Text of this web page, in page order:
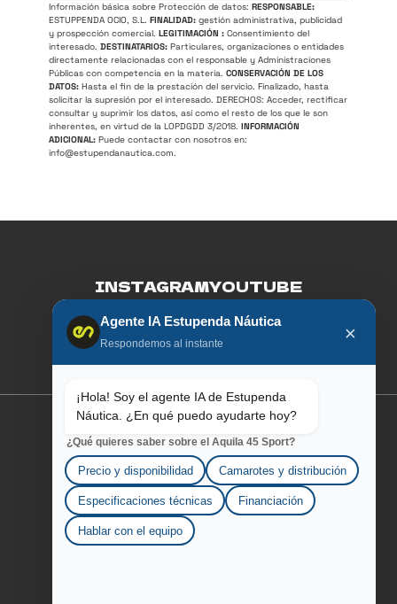
Información básica sobre Protección de datos: RESPONSABLE:
ESTUPPENDA OCIO, S.L. FINALIDAD: gestión administrativa, publicidad
y prospección comercial. LEGITIMACIÓN : Consentimiento del
interesado. DESTINATARIOS: Particulares, organizaciones o entidades
directamente relacionadas con el responsable y Administraciones
Públicas con competencia en la materia. CONSERVACIÓN DE LOS
DATOS: Hasta el fin de la prestación del servicio. Finalizado, hasta
solicitar la supresión por el interesado. DERECHOS: Acceder, rectificar
consultar y suprimir los datos, así como el resto de los que le son
inherentes, en virtud de la LOPDGDD 3/2018. INFORMACIÓN
ADICIONAL: Puede contactar con nosotros en:
info@estupendanautica.com.
INSTAGRAMYOUTUBE
FACEBOOKLINKEDIN
SOBRE AQUILA
LOS ESTUPENDOS
CONTÁCTANOS
Agente IA Estupenda Náutica
Respondemos al instante ×
¡Hola! Soy el agente IA de Estupenda
Náutica. ¿En qué puedo ayudarte hoy?
¿Qué quieres saber sobre el Aquila 45 Sport?
Precio y disponibilidad Camarotes y distribución
Especificaciones técnicas Financiación
Hablar con el equipo